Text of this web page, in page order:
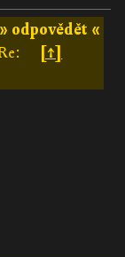
» odpovědět «
[↑]